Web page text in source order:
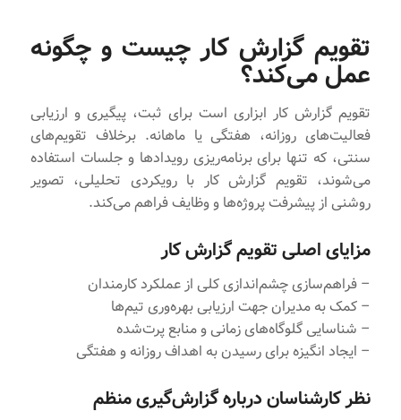
تقویم گزارش کار چیست و چگونه
عمل می‌کند؟
تقویم گزارش کار ابزاری است برای ثبت، پیگیری و ارزیابی
فعالیت‌های روزانه، هفتگی یا ماهانه. برخلاف تقویم‌های
سنتی، که تنها برای برنامه‌ریزی رویدادها و جلسات استفاده
می‌شوند، تقویم گزارش کار با رویکردی تحلیلی، تصویر
روشنی از پیشرفت پروژه‌ها و وظایف فراهم می‌کند.
مزایای اصلی تقویم گزارش کار
– فراهم‌سازی چشم‌اندازی کلی از عملکرد کارمندان
– کمک به مدیران جهت ارزیابی بهره‌وری تیم‌ها
– شناسایی گلوگاه‌های زمانی و منابع پرت‌شده
– ایجاد انگیزه برای رسیدن به اهداف روزانه و هفتگی
نظر کارشناسان درباره گزارش‌گیری منظم